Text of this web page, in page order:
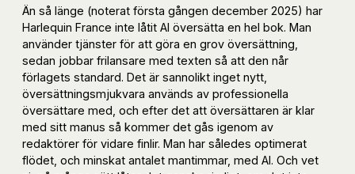
Än så länge (noterat första gången december 2025) har
Harlequin France inte låtit AI översätta en hel bok. Man
använder tjänster för att göra en grov översättning,
sedan jobbar frilansare med texten så att den når
förlagets standard. Det är sannolikt inget nytt,
översättningsmjukvara används av professionella
översättare med, och efter det att översättaren är klar
med sitt manus så kommer det gås igenom av
redaktörer för vidare finlir. Man har således optimerat
flödet, och minskat antalet mantimmar, med AI. Och vet